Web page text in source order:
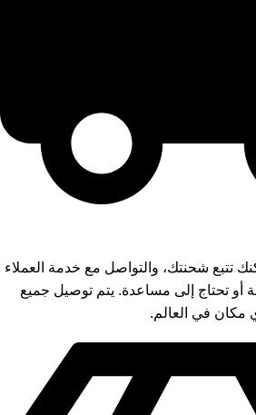
تتبع شحنتك، والتواصل مع خدمة العملاء
أو تحتاج إلى مساعدة. يتم توصيل جميع
مكان في العالم.